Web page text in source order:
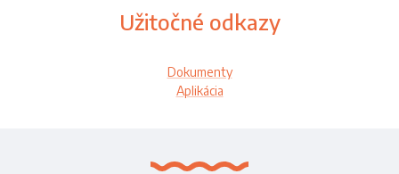
Užitočné odkazy
Dokumenty
Aplikácia